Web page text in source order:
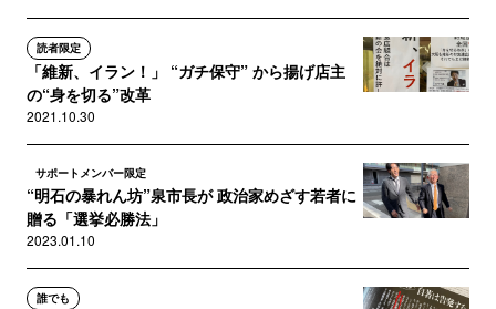
読者限定
「維新、イラン！」 “ガチ保守” から揚げ店主
の“身を切る”改革
2021.10.30
サポートメンバー限定
“明石の暴れん坊”泉市長が 政治家めざす若者に
贈る「選挙必勝法」
2023.01.10
誰でも